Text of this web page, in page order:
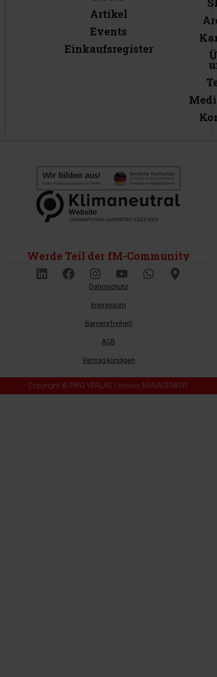
Artikel
Events
Einkaufsregister
Werde Teil der fM-Community
Datenschutz
Impressum
Barrierefreiheit
AGB
Vertrag kündigen
Copyright © PIPG VERLAG | fitness MANAGEMENT